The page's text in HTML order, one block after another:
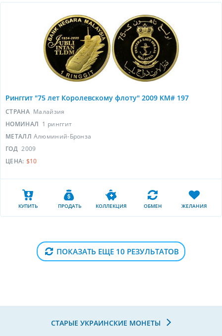
Ринггит "75 лет Королевскому флоту" 2009 KM# 197
СТРАНА Малайзия
НОМИНАЛ 1 ринггит
МЕТАЛЛ Алюминий-Бронза
ГОД 2009
ЦЕНА: $10
КУПИТЬ ПРОДАТЬ КОЛЛЕКЦИЯ ОБМЕН ЖЕЛАНИЯ
ПОКАЗАТЬ ЕЩЕ 10 РЕЗУЛЬТАТОВ
СТАРЫЕ УКРАИНСКИЕ МОНЕТЫ